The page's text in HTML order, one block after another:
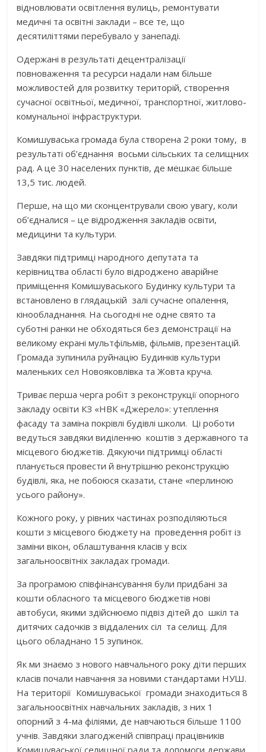
відновлювати освітлення вулиць, ремонтувати
медичні та освітні заклади – все те, що
десятиліттями перебувало у занепаді.
Одержані в результаті децентралізації
повноваження та ресурси надали нам більше
можливостей для розвитку територій, створення
сучасної освітньої, медичної, транспортної, житлово-
комунальної інфраструктури.
Комишуваська громада була створена 2 роки тому, в
результаті об’єднання восьми сільських та селищних
рад. А це 30 населених пунктів, де мешкає більше
13,5 тис. людей.
Перше, на що ми сконцентрували свою увагу, коли
об’єдналися – це відродження закладів освіти,
медицини та культури.
Завдяки підтримці народного депутата та
керівництва області було відроджено аварійне
приміщення Комишуваського Будинку культури та
встановлено в глядацькій залі сучасне опалення,
кінообладнання. На сьогодні не одне свято та
суботні ранки не обходяться без демонстрації на
великому екрані мультфільмів, фільмів, презентацій.
Громада зупинила руйнацію Будинків культури
маленьких сел Новояковлівка та Жовта круча.
Триває перша черга робіт з реконструкції опорного
закладу освіти КЗ «НВК «Джерело»: утеплення
фасаду та заміна покрівлі будівлі школи. Ці роботи
ведуться завдяки виділенню коштів з державного та
місцевого бюджетів. Дякуючи підтримці області
планується провести й внутрішню реконструкцію
будівлі, яка, не побоюся сказати, стане «перлиною
усього району».
Кожного року, у рівних частинах розподіляються
кошти з місцевого бюджету на проведення робіт із
заміни вікон, облаштування класів у всіх
загальноосвітніх закладах громади.
За програмою співфінансування були придбані за
кошти обласного та місцевого бюджетів нові
автобуси, якими здійснюємо підвіз дітей до шкіл та
дитячих садочків з віддалених сіл та селищ. Для
цього обладнано 15 зупинок.
Як ми знаємо з нового навчального року діти перших
класів почали навчання за новими стандартами НУШ.
На території Комишуваської громади знаходиться 8
загальноосвітніх навчальних закладів, з них 1
опорний з 4-ма філіями, де навчаються більше 1100
учнів. Завдяки злагодженій співпраці працівників